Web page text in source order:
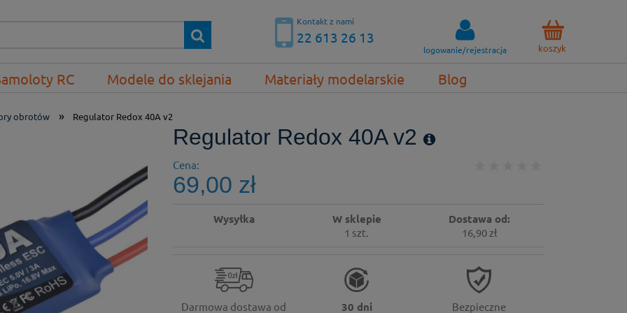
koszyk
logowanie/rejestracja
Kontakt z nami
22 613 26 13
RC Modele do sklejania Materiały modelarskie Blog
obrotów » Regulator Redox 40A v2
Regulator Redox 40A v2
Cena:
69,00 zł
Wysyłka W sklepie
1 szt.
Dostawa od:
16,90 zł
Darmowa dostawa od 30 dni
Bezpieczne